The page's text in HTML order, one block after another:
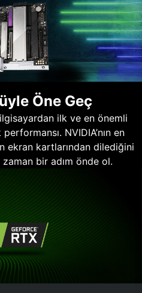
Öne Geç
ilk ve en önemli
NVIDIA’nın en
ekran kartlarından dilediğini
bir adım önde ol.